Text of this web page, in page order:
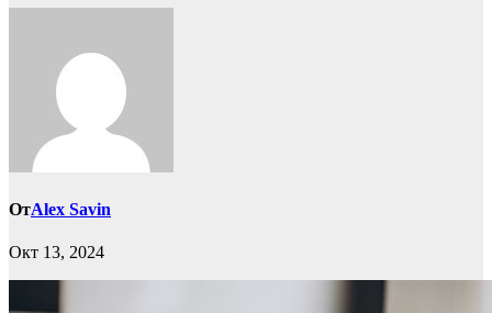
ОтAlex Savin
Окт 13, 2024